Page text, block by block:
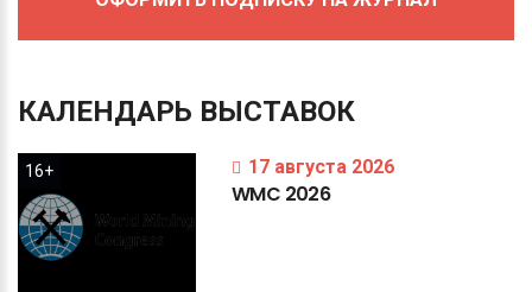
КАЛЕНДАРЬ ВЫСТАВОК
16+ 17 августа 2026
WMC 2026